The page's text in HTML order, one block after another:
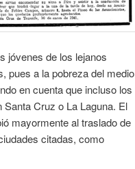
jóvenes de los lejanos
pues a la pobreza del medio
en cuenta que incluso los
Cruz o La Laguna. El
mayormente al traslado de
citadas, como